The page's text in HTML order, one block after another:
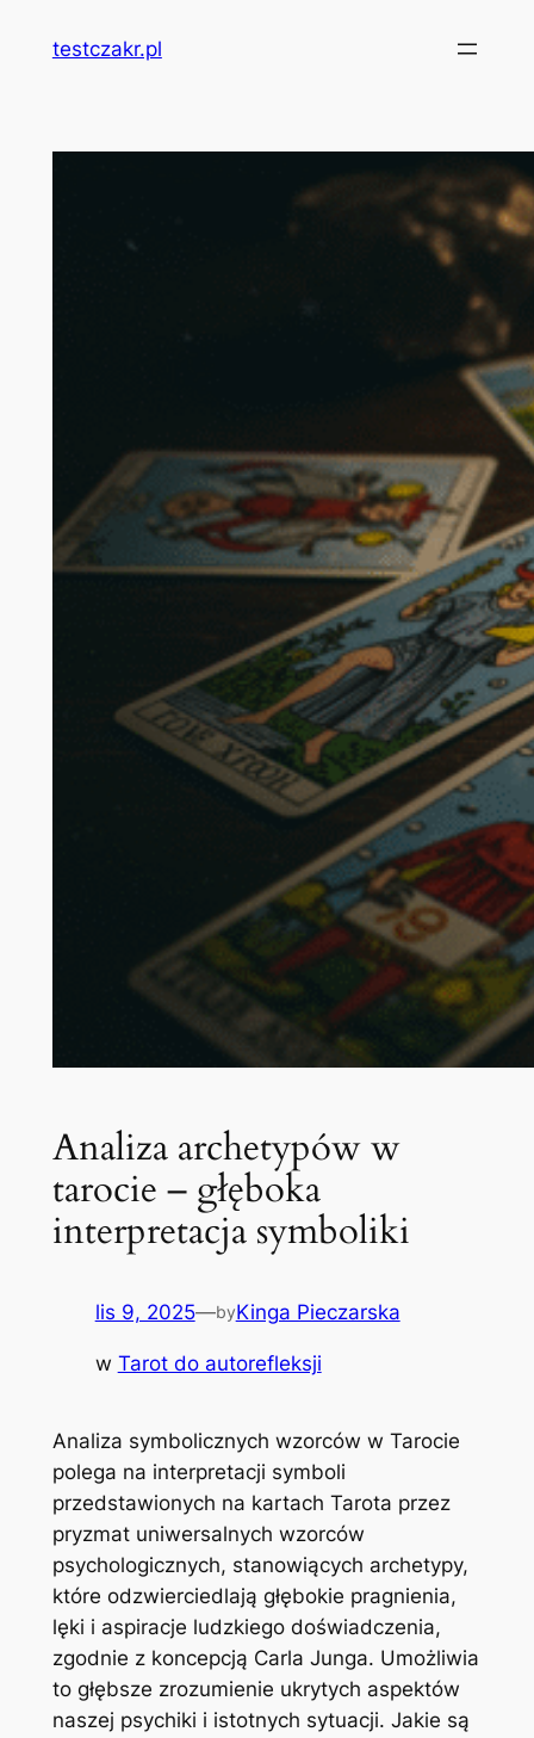
testczakr.pl
Analiza archetypów w
tarocie – głęboka
interpretacja symboliki
lis 9, 2025—byKinga Pieczarska
w Tarot do autorefleksji
Analiza symbolicznych wzorców w Tarocie
polega na interpretacji symboli
przedstawionych na kartach Tarota przez
pryzmat uniwersalnych wzorców
psychologicznych, stanowiących archetypy,
które odzwierciedlają głębokie pragnienia,
lęki i aspiracje ludzkiego doświadczenia,
zgodnie z koncepcją Carla Junga. Umożliwia
to głębsze zrozumienie ukrytych aspektów
naszej psychiki i istotnych sytuacji. Jakie są